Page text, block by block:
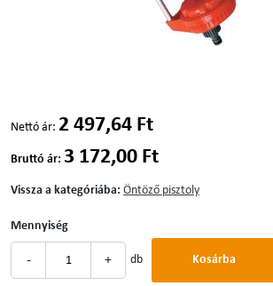
Nettó ár: 2 497,64 Ft
Bruttó ár: 3 172,00 Ft
Vissza a kategóriába: Öntöző pisztoly
Mennyiség
- + db Kosárba